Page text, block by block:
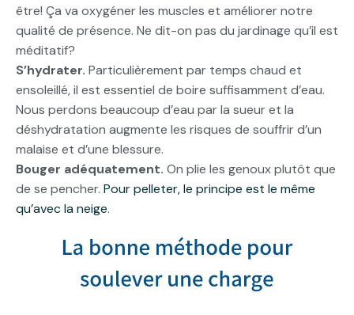
être! Ça va oxygéner les muscles et améliorer notre
qualité de présence. Ne dit-on pas du jardinage qu’il est
méditatif?
S’hydrater. Particulièrement par temps chaud et
ensoleillé, il est essentiel de boire suffisamment d’eau.
Nous perdons beaucoup d’eau par la sueur et la
déshydratation augmente les risques de souffrir d’un
malaise et d’une blessure.
Bouger adéquatement. On plie les genoux plutôt que
de se pencher. Pour pelleter, le principe est le même
qu’avec la neige.